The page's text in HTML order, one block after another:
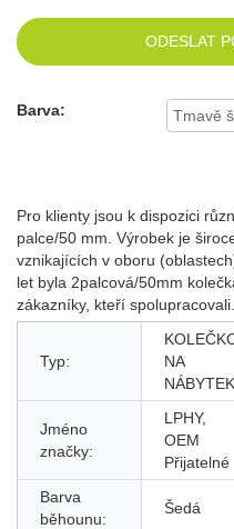
poskytováno přizpůsobení
postarat o různé potřeby.
ODESLAT
Barva: Tmavě
Pro klienty jsou k dispozici
palce/50 mm. Výrobek je
vznikajících v oboru
let byla 2palcová/50mm
zákazníky, kteří spolupracovali.
Typ:
NA
NÁBYTEK
Jméno
značky:
LPHY,
OEM
Přijatelné
Barva
běhounu:
Šedá